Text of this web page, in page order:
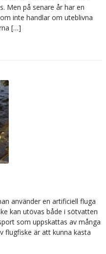
Men på senare år har en
inte handlar om uteblivna
[…]
använder en artificiell fluga
kan utövas både i sötvatten
som uppskattas av många
flugfiske är att kunna kasta